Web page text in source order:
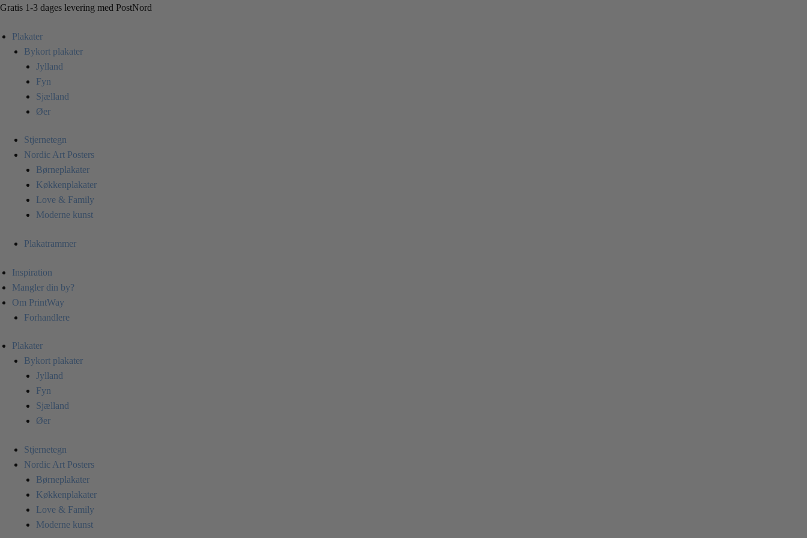
Skip
navigation
Skip
content
Gratis 1-3 dages levering med PostNord
Plakater
Bykort plakater
Jylland
Fyn
Sjælland
Øer
Stjernetegn
Nordic Art Posters
Børneplakater
Køkkenplakater
Love & Family
Moderne kunst
Plakatrammer
Inspiration
Mangler din by?
Om PrintWay
Forhandlere
Plakater
Bykort plakater
Jylland
Fyn
Sjælland
Øer
Stjernetegn
Nordic Art Posters
Børneplakater
Køkkenplakater
Love & Family
Moderne kunst